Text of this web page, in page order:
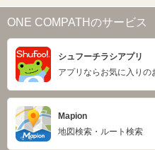
ONE COMPATHのサービス
シュフーチラシアプリ
アプリならお気に入りの
Mapion
地図検索・ルート検索